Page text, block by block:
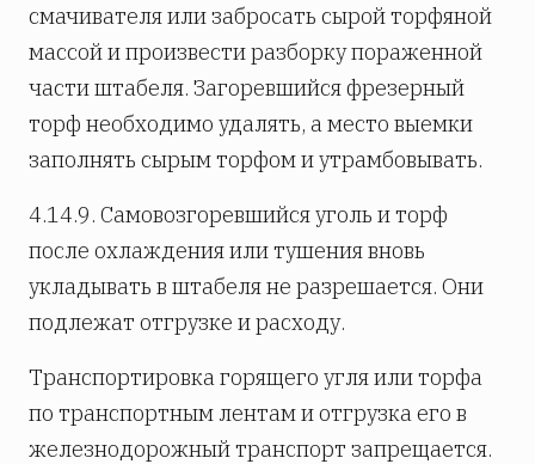
смачивателя или забросать сырой торфяной
массой и произвести разборку пораженной
части штабеля. Загоревшийся фрезерный
торф необходимо удалять, а место выемки
заполнять сырым торфом и утрамбовывать.
4.14.9. Самовозгоревшийся уголь и торф
после охлаждения или тушения вновь
укладывать в штабеля не разрешается. Они
подлежат отгрузке и расходу.
Транспортировка горящего угля или торфа
по транспортным лентам и отгрузка его в
железнодорожный транспорт запрещается.